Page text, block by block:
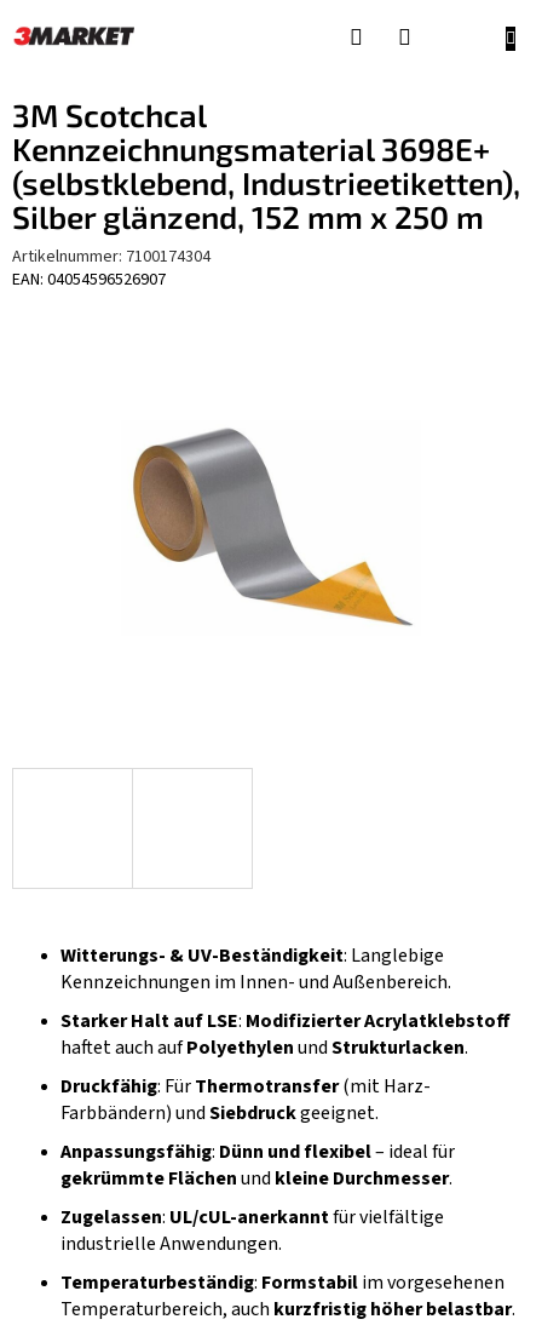
Inhalt
3M Scotchcal
Kennzeichnungsmaterial 3698E+
(selbstklebend, Industrieetiketten),
Silber glänzend, 152 mm x 250 m
Artikelnummer: 7100174304
EAN: 04054596526907
Witterungs- & UV-Beständigkeit: Langlebige
Kennzeichnungen im Innen- und Außenbereich.
Starker Halt auf LSE: Modifizierter Acrylatklebstoff
haftet auch aufPolyethylenundStrukturlacken.
Druckfähig: FürThermotransfer(mit Harz-
Farbbändern) undSiebdruckgeeignet.
Anpassungsfähig: Dünn und flexibel– ideal für
gekrümmte Flächenund kleine Durchmesser.
Zugelassen: UL/cUL-anerkanntfür vielfältige
industrielle Anwendungen.
Temperaturbeständig: Formstabilim vorgesehenen
Temperaturbereich, auch kurzfristig höher belastbar.